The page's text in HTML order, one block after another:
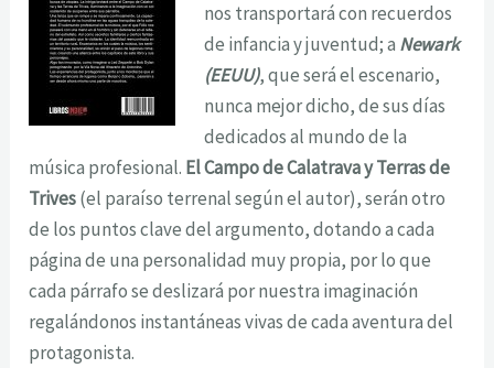
nos transportará con recuerdos
de infancia y juventud; a Newark
(EEUU), que será el escenario,
nunca mejor dicho, de sus días
dedicados al mundo de la
música profesional. El Campo de Calatrava y Terras de
Trives(el paraíso terrenal según el autor), serán otro
de los puntos clave del argumento, dotando a cada
página de una personalidad muy propia, por lo que
cada párrafo se deslizará por nuestra imaginación
regalándonos instantáneas vivas de cada aventura del
protagonista.